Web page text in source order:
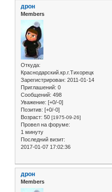
дрон
Members
Откуда:
Краснодарский.кр.г.Тихорецк
Зарегистрирован: 2011-01-14
Приглашений: 0
Сообщений: 498
Уважение: [+0/-0]
Позитив: [+0/-0]
Возраст: 50 [1975-09-26]
Провел на форуме:
1 минуту
Последний визит:
2017-01-07 17:02:36
дрон
Members